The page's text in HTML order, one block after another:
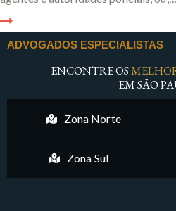
ADVOGADOS ESPECIALISTAS
ENCONTRE OS
EM SÃO
Zona Norte
Zona Sul